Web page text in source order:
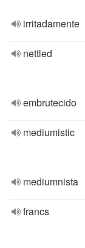
irritadamente
nettled
embrutecido
mediumistic
mediumnista
francs